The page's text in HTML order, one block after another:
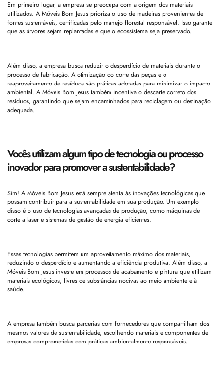
Em primeiro lugar, a empresa se preocupa com a origem dos materiais
utilizados. A Móveis Bom Jesus prioriza o uso de madeiras provenientes de
fontes sustentáveis, certificadas pelo manejo florestal responsável. Isso garante
que as árvores sejam replantadas e que o ecossistema seja preservado.
Além disso, a empresa busca reduzir o desperdício de materiais durante o
processo de fabricação. A otimização do corte das peças e o
reaproveitamento de resíduos são práticas adotadas para minimizar o impacto
ambiental. A Móveis Bom Jesus também incentiva o descarte correto dos
resíduos, garantindo que sejam encaminhados para reciclagem ou destinação
adequada.
Vocês utilizam algum tipo de tecnologia ou processo
inovador para promover a sustentabilidade?
Sim! A Móveis Bom Jesus está sempre atenta às inovações tecnológicas que
possam contribuir para a sustentabilidade em sua produção. Um exemplo
disso é o uso de tecnologias avançadas de produção, como máquinas de
corte a laser e sistemas de gestão de energia eficientes.
Essas tecnologias permitem um aproveitamento máximo dos materiais,
reduzindo o desperdício e aumentando a eficiência produtiva. Além disso, a
Móveis Bom Jesus investe em processos de acabamento e pintura que utilizam
materiais ecológicos, livres de substâncias nocivas ao meio ambiente e à
saúde.
A empresa também busca parcerias com fornecedores que compartilham dos
mesmos valores de sustentabilidade, escolhendo materiais e componentes de
empresas comprometidas com práticas ambientalmente responsáveis.